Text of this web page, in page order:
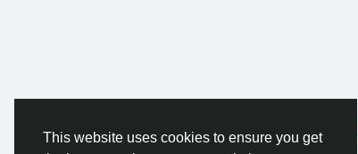
This website uses cookies to ensure you get
© 2026 AnimeSocial.SU - Первая аниме сеть!